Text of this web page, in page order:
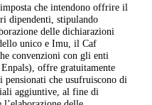
che intendono offrire il
dipendenti, stipulando
delle dichiarazioni
unico e Imu, il Caf
convenzioni con gli enti
offre gratuitamente
che usufruiscono di
aggiuntive, al fine di